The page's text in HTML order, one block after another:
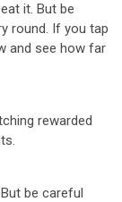
it. But be
round. If you tap
and see how far
rewarded
be careful